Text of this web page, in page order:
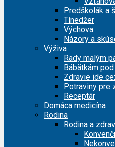
Predškolák a
Tínedžer
Výchova
Názory a
Výživa
Rady malým
Bábätkám
Zdravie ide
Potraviny pre
Receptár
Domáca medicína
Rodina
Rodina a